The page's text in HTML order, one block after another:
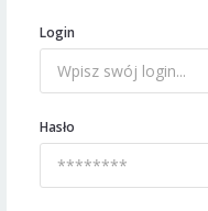
Login
Hasło